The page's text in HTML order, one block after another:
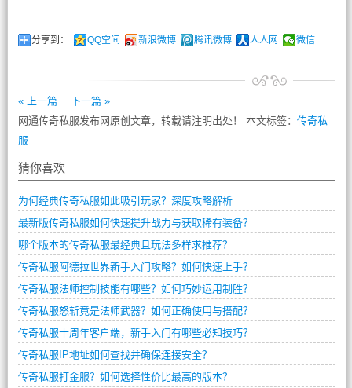
分享到： QQ空间 新浪微博 腾讯微博 人人网 微信
« 上一篇
下一篇 »
网通传奇私服发布网原创文章，转载请注明出处！ 本文标签： 传奇私
服
猜你喜欢
为何经典传奇私服如此吸引玩家？深度攻略解析
最新版传奇私服如何快速提升战力与获取稀有装备？
哪个版本的传奇私服最经典且玩法多样求推荐？
传奇私服阿德拉世界新手入门攻略？如何快速上手？
传奇私服法师控制技能有哪些？如何巧妙运用制胜？
传奇私服怒斩竟是法师武器？如何正确使用与搭配？
传奇私服十周年客户端，新手入门有哪些必知技巧？
传奇私服IP地址如何查找并确保连接安全？
传奇私服打金服？如何选择性价比最高的版本？